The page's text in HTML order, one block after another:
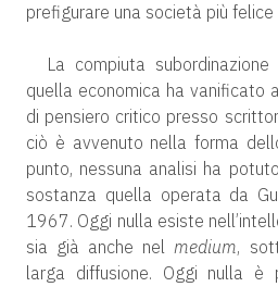
prefigurare una società più felice
La compiuta
quella economica ha vanificato
di pensiero critico presso
ciò è avvenuto nella forma
punto, nessuna analisi ha
sostanza quella operata da
1967. Oggi nulla esiste
sia già anche nelmedium,
larga diffusione. Oggi nulla